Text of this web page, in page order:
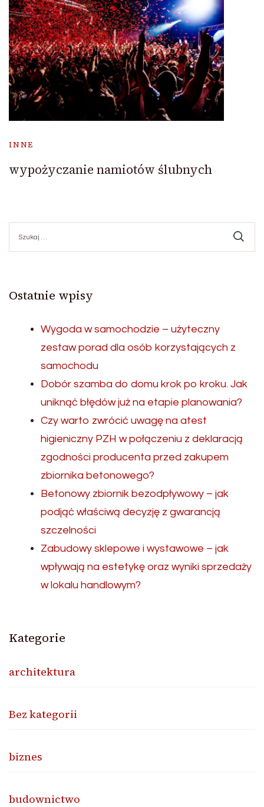
INNE
wypożyczanie namiotów ślubnych
Ostatnie wpisy
Wygoda w samochodzie – użyteczny
zestaw porad dla osób korzystających z
samochodu
Dobór szamba do domu krok po kroku. Jak
uniknąć błędów już na etapie planowania?
Czy warto zwrócić uwagę na atest
higieniczny PZH w połączeniu z deklaracją
zgodności producenta przed zakupem
zbiornika betonowego?
Betonowy zbiornik bezodpływowy – jak
podjąć właściwą decyzję z gwarancją
szczelności
Zabudowy sklepowe i wystawowe – jak
wpływają na estetykę oraz wyniki sprzedaży
w lokalu handlowym?
Kategorie
architektura
Bez kategorii
biznes
budownictwo